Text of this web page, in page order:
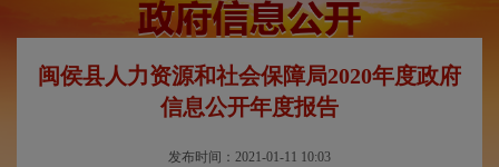
闽侯县人力资源和社会保障局2020年度政府
信息公开年度报告
发布时间：2021-01-11 10:03